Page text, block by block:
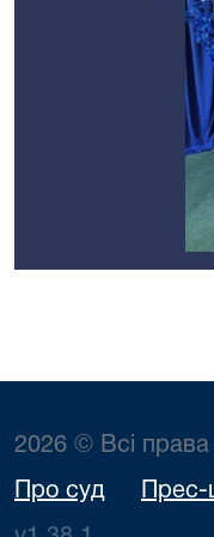
2026 © Всі права
Про суд Прес-